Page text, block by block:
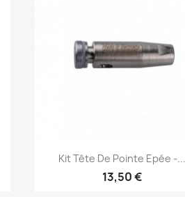
Aperçu rapide
Kit Tête De Pointe Epée -...
13,50 €